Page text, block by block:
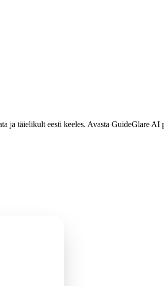
ja täielikult eesti keeles. Avasta GuideGlare AI